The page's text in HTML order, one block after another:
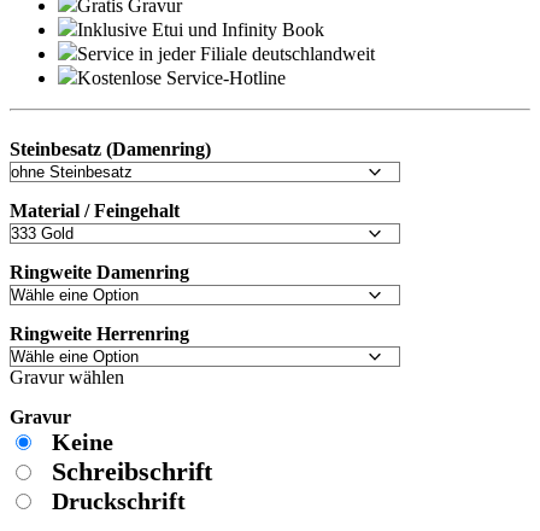
Gratis Gravur
Inklusive Etui und Infinity Book
Service in jeder Filiale deutschlandweit
Kostenlose Service-Hotline
Steinbesatz (Damenring)
Material / Feingehalt
Ringweite Damenring
Ringweite Herrenring
Gravur wählen
Gravur
Keine
Schreibschrift
Druckschrift